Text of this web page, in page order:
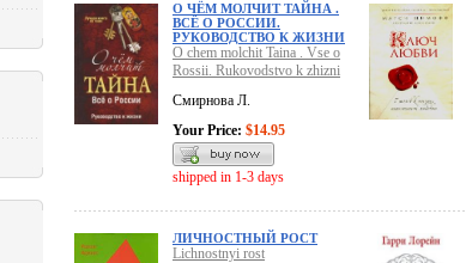
О ЧЁМ МОЛЧИТ ТАЙНА .
ВСЁ О РОССИИ.
РУКОВОДСТВО К ЖИЗНИ
O chem molchit Taina . Vse o
Rossii. Rukovodstvo k zhizni
Смирнова Л.
Your Price: $14.95
shipped in 1-3 days
ЛИЧНОСТНЫЙ РОСТ
Lichnostnyi rost